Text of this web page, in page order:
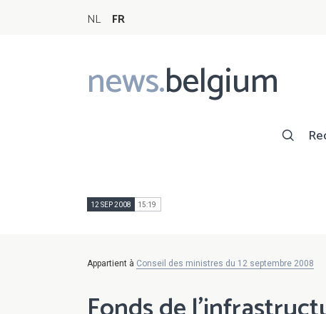
NL FR
news.belgium
Main
navigation
12 SEP 2008 15:19
Appartient à Conseil des ministres du 12 septembre 2008